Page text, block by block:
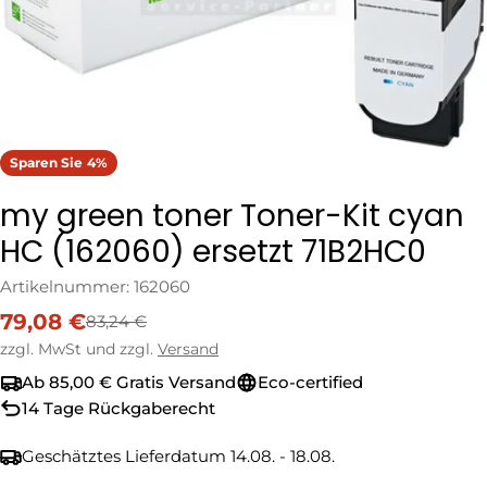
Sparen Sie 4%
my green toner Toner-Kit cyan
HC (162060) ersetzt 71B2HC0
Artikelnummer: 162060
Verkaufspreis
79,08 €
Regulärer
Preis
83,24 €
zzgl. MwSt und zzgl. Versand
Ab 85,00 € Gratis Versand
Eco-certified
14 Tage Rückgaberecht
Geschätztes Lieferdatum 14.08. - 18.08.